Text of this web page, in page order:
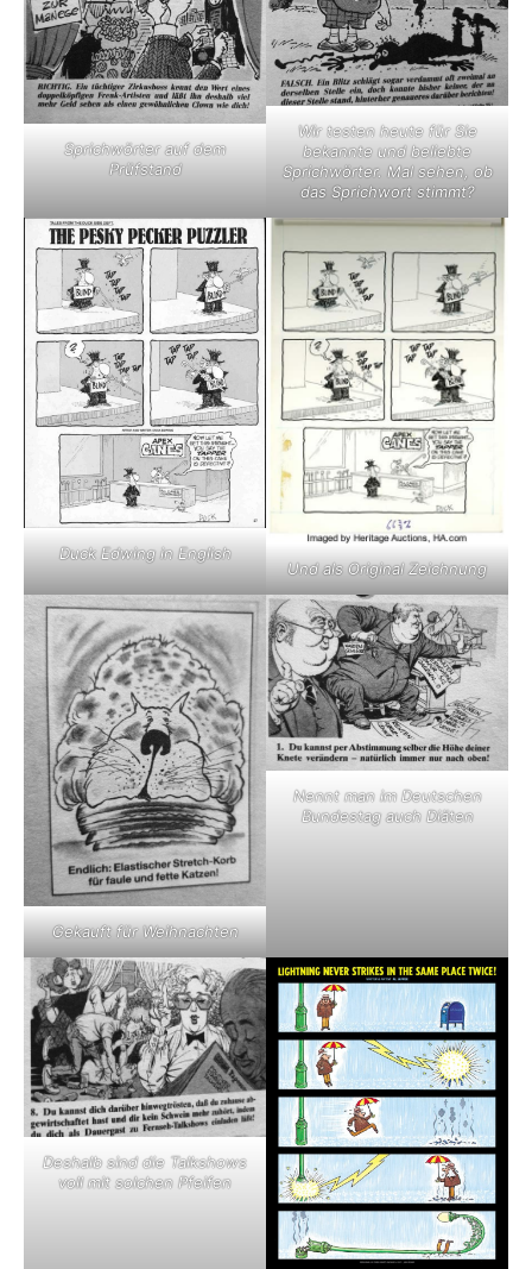
Sprichwörter auf dem
Prüfstand
Wir testen heute für Sie
bekannte und beliebte
Sprichwörter. Mal sehen, ob
das Sprichwort stimmt?
Duck Edwing in English
Und als Original Zeichnung
Gekauft für Weihnachten
Nennt man im Deutschen
Bundestag auch Diäten
Deshalb sind die Talkshows
voll mit solchen Pfeifen